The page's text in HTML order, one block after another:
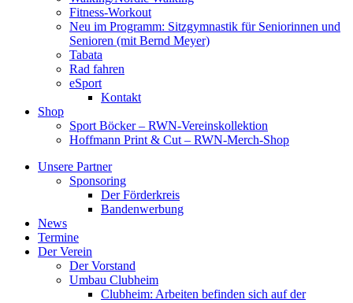
Fitness-Workout
Neu im Programm: Sitzgymnastik für Seniorinnen und
Senioren (mit Bernd Meyer)
Tabata
Rad fahren
eSport
Kontakt
Shop
Sport Böcker – RWN-Vereinskollektion
Hoffmann Print & Cut – RWN-Merch-Shop
Unsere Partner
Sponsoring
Der Förderkreis
Bandenwerbung
News
Termine
Der Verein
Der Vorstand
Umbau Clubheim
Clubheim: Arbeiten befinden sich auf der